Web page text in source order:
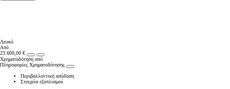
Λευκό
Από
23.600,00 €
Χρηματοδότηση από
Πληροφορίες Χρηματοδότησης
Περιβαλλοντική απόδοση
Στοιχεία εξοπλισμού